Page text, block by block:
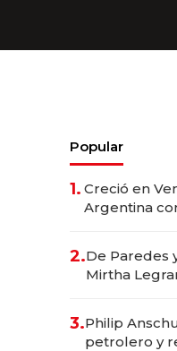
Popular
1. Creció en
Argentina
marcas "fast
2.De Paredes
Mirtha
3.Philip
petrolero y